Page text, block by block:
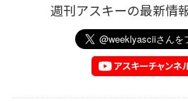
週刊アスキーの最新情